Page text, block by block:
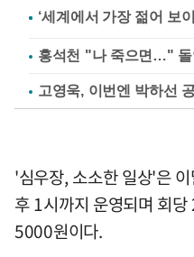
홍석천 "나 죽으면…" 돌
고영욱, 이번엔 박하선
'심우장, 소소한 일상'은
후 1시까지 운영되며 회
5000원이다.